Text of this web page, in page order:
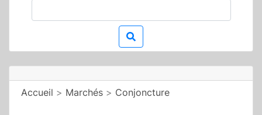
Accueil > Marchés > Conjoncture